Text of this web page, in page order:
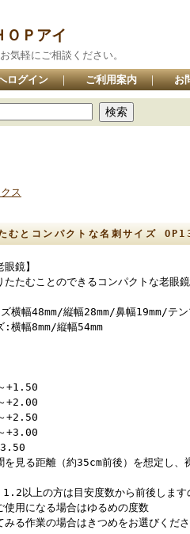
Ｐアイ
気軽にご相談ください。
ログイン ｜ ご利用案内 ｜ お
ス
むとコンパクトな名刺サイズ
鏡】
たむことのできるコンパクトな老眼鏡
横幅48mm/縦幅28mm/鼻幅19mm/テン
:横幅8mm/縦幅54mm
+1.50
+2.00
+2.50
+3.00
見る距離（約35cm前後）を想定し
以上の方は目安度数から前後します
用になる場合はゆるめの度数
る作業の場合はきつめをお選びくださ